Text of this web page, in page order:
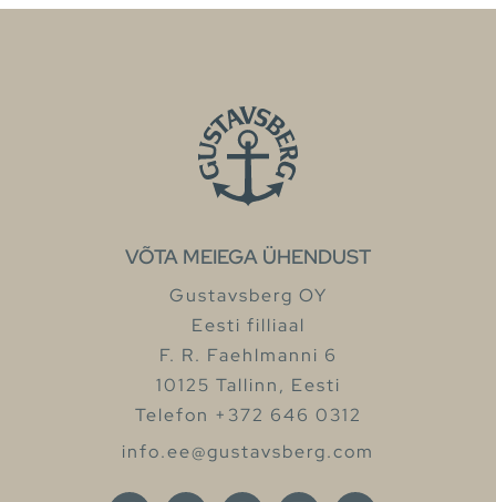
VÕTA MEIEGA ÜHENDUST
Gustavsberg OY
Eesti filliaal
F. R. Faehlmanni 6
10125 Tallinn, Eesti
Telefon +372 646 0312
info.ee@gustavsberg.com